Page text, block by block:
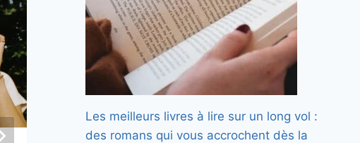
Les meilleurs livres à lire sur un long vol :
des romans qui vous accrochent dès la